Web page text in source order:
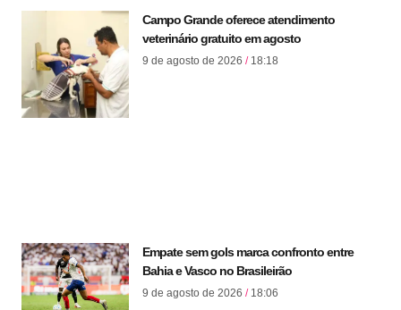
Campo Grande oferece atendimento
veterinário gratuito em agosto
9 de agosto de 2026 18:18
Empate sem gols marca confronto entre
Bahia e Vasco no Brasileirão
9 de agosto de 2026 18:06